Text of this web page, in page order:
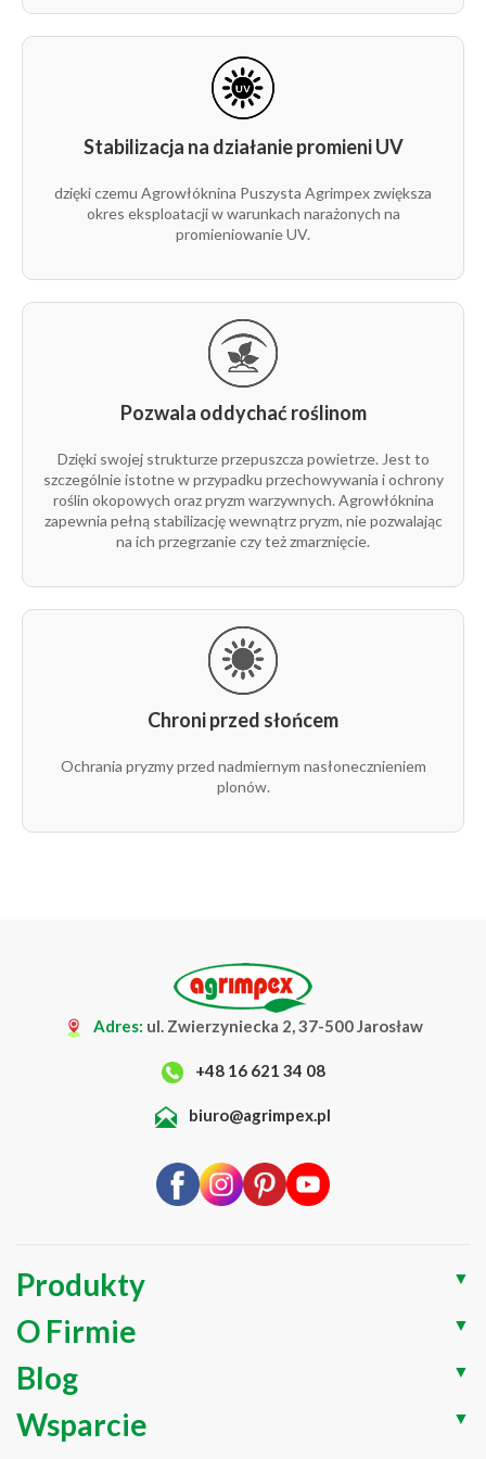
Stabilizacja na działanie promieni UV
dzięki czemu Agrowłóknina Puszysta Agrimpex zwiększa
okres eksploatacji w warunkach narażonych na
promieniowanie UV.
Pozwala oddychać roślinom
Dzięki swojej strukturze przepuszcza powietrze. Jest to
szczególnie istotne w przypadku przechowywania i ochrony
roślin okopowych oraz pryzm warzywnych. Agrowłóknina
zapewnia pełną stabilizację wewnątrz pryzm, nie pozwalając
na ich przegrzanie czy też zmarznięcie.
Chroni przed słońcem
Ochrania pryzmy przed nadmiernym nasłonecznieniem
plonów.
Adres: ul. Zwierzyniecka 2, 37-500 Jarosław
+48 16 621 34 08
biuro@agrimpex.pl
Produkty ▼
O Firmie ▼
Blog ▼
Wsparcie ▼